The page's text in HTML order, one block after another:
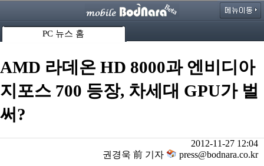
PC 뉴스 홈
AMD 라데온 HD 8000과 엔비디아
지포스 700 등장, 차세대 GPU가 벌
써?
2012-11-27 12:04
권경욱 前 기자
press@bodnara.co.kr